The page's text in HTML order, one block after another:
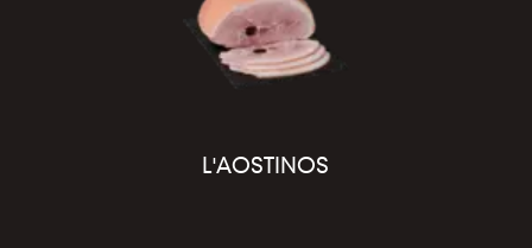
L'AOSTINOS